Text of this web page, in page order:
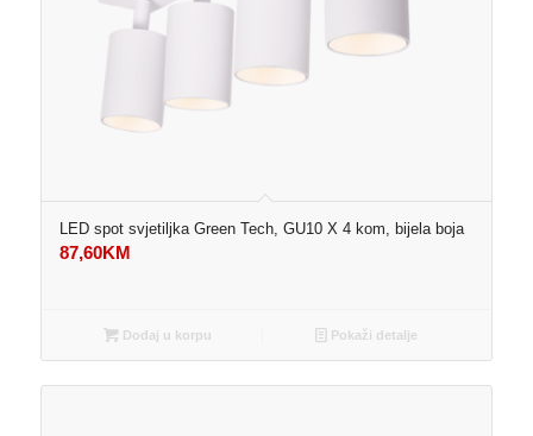
LED spot svjetiljka Green Tech, GU10 X 4 kom, bijela boja
87,60KM
Dodaj u korpu Pokaži detalje